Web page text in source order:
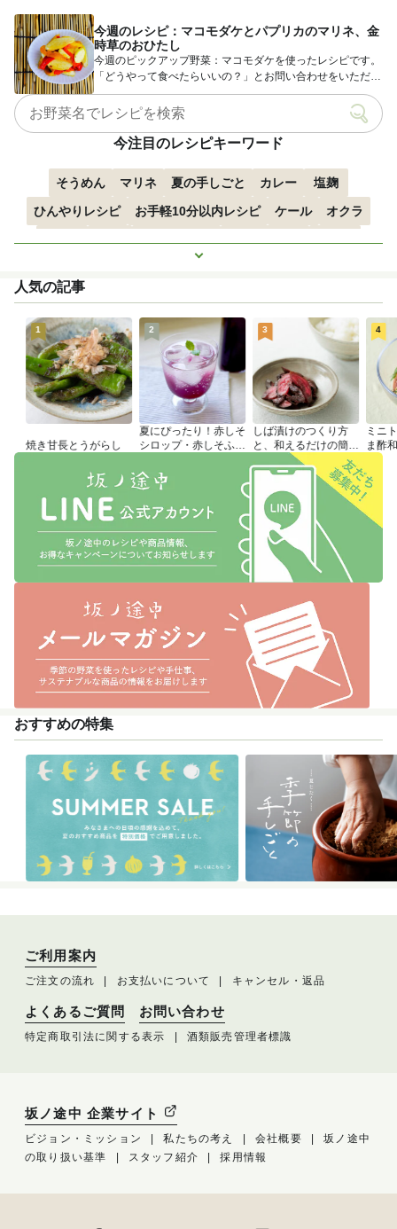
今週のレシピ：マコモダケとパプリカのマリネ、金
時草のおひたし
今週のピックアップ野菜：マコモダケを使ったレシピです。
「どうやって食べたらいいの？」とお問い合わせをいただく
ことの多...
今注目のレシピキーワード
そうめん マリネ 夏の手しごと カレー
塩麹
ひんやりレシピ
お手軽10分以内レシピ ケール
オクラ
もっと見る
人気の記事
1
焼き甘長とうがらし
2
夏にぴったり！赤しそ
シロップ・赤しそふり
3
しば漬けのつくり方
と、和えるだけの簡単
アレンジレシピ
4
ミニ
ま酢
おすすめの特集
ご利用案内
ご注文の流れ お支払いについて キャンセル・返品
よくあるご質問 お問い合わせ
特定商取引法に関する表示 酒類販売管理者標識
坂ノ途中 企業サイト
ビジョン・ミッション 私たちの考え 会社概要
坂ノ途中
の取り扱い基準
スタッフ紹介 採用情報